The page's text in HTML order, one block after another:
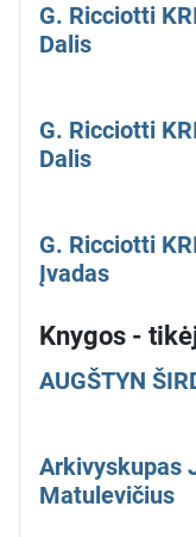
G. Ricciotti
Dalis
G. Ricciotti
Dalis
G. Ricciotti
Įvadas
Knygos -
AUGŠTYN
Arkivyskupas
Matulevičius